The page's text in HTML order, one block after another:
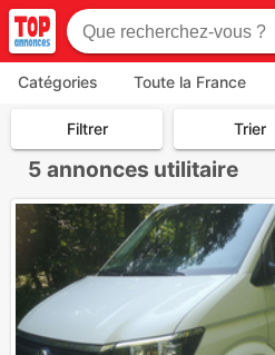
Catégories Toute la France
Filtrer Trier
5 annonces utilitaire